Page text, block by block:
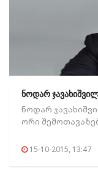
ნოდარ
ნოდარ
ორი
15-10-2015, 13:47